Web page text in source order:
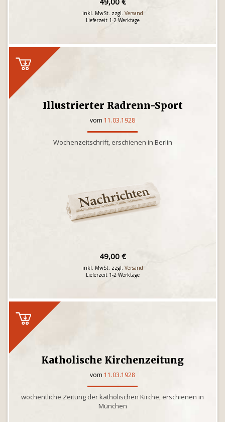
inkl. MwSt. zzgl. Versand
Lieferzeit 1-2 Werktage
Illustrierter Radrenn-Sport
vom 11.03.1928
Wochenzeitschrift, erschienen in Berlin
49,00 €
inkl. MwSt. zzgl. Versand
Lieferzeit 1-2 Werktage
Katholische Kirchenzeitung
vom 11.03.1928
wöchentliche Zeitung der katholischen Kirche, erschienen in
München